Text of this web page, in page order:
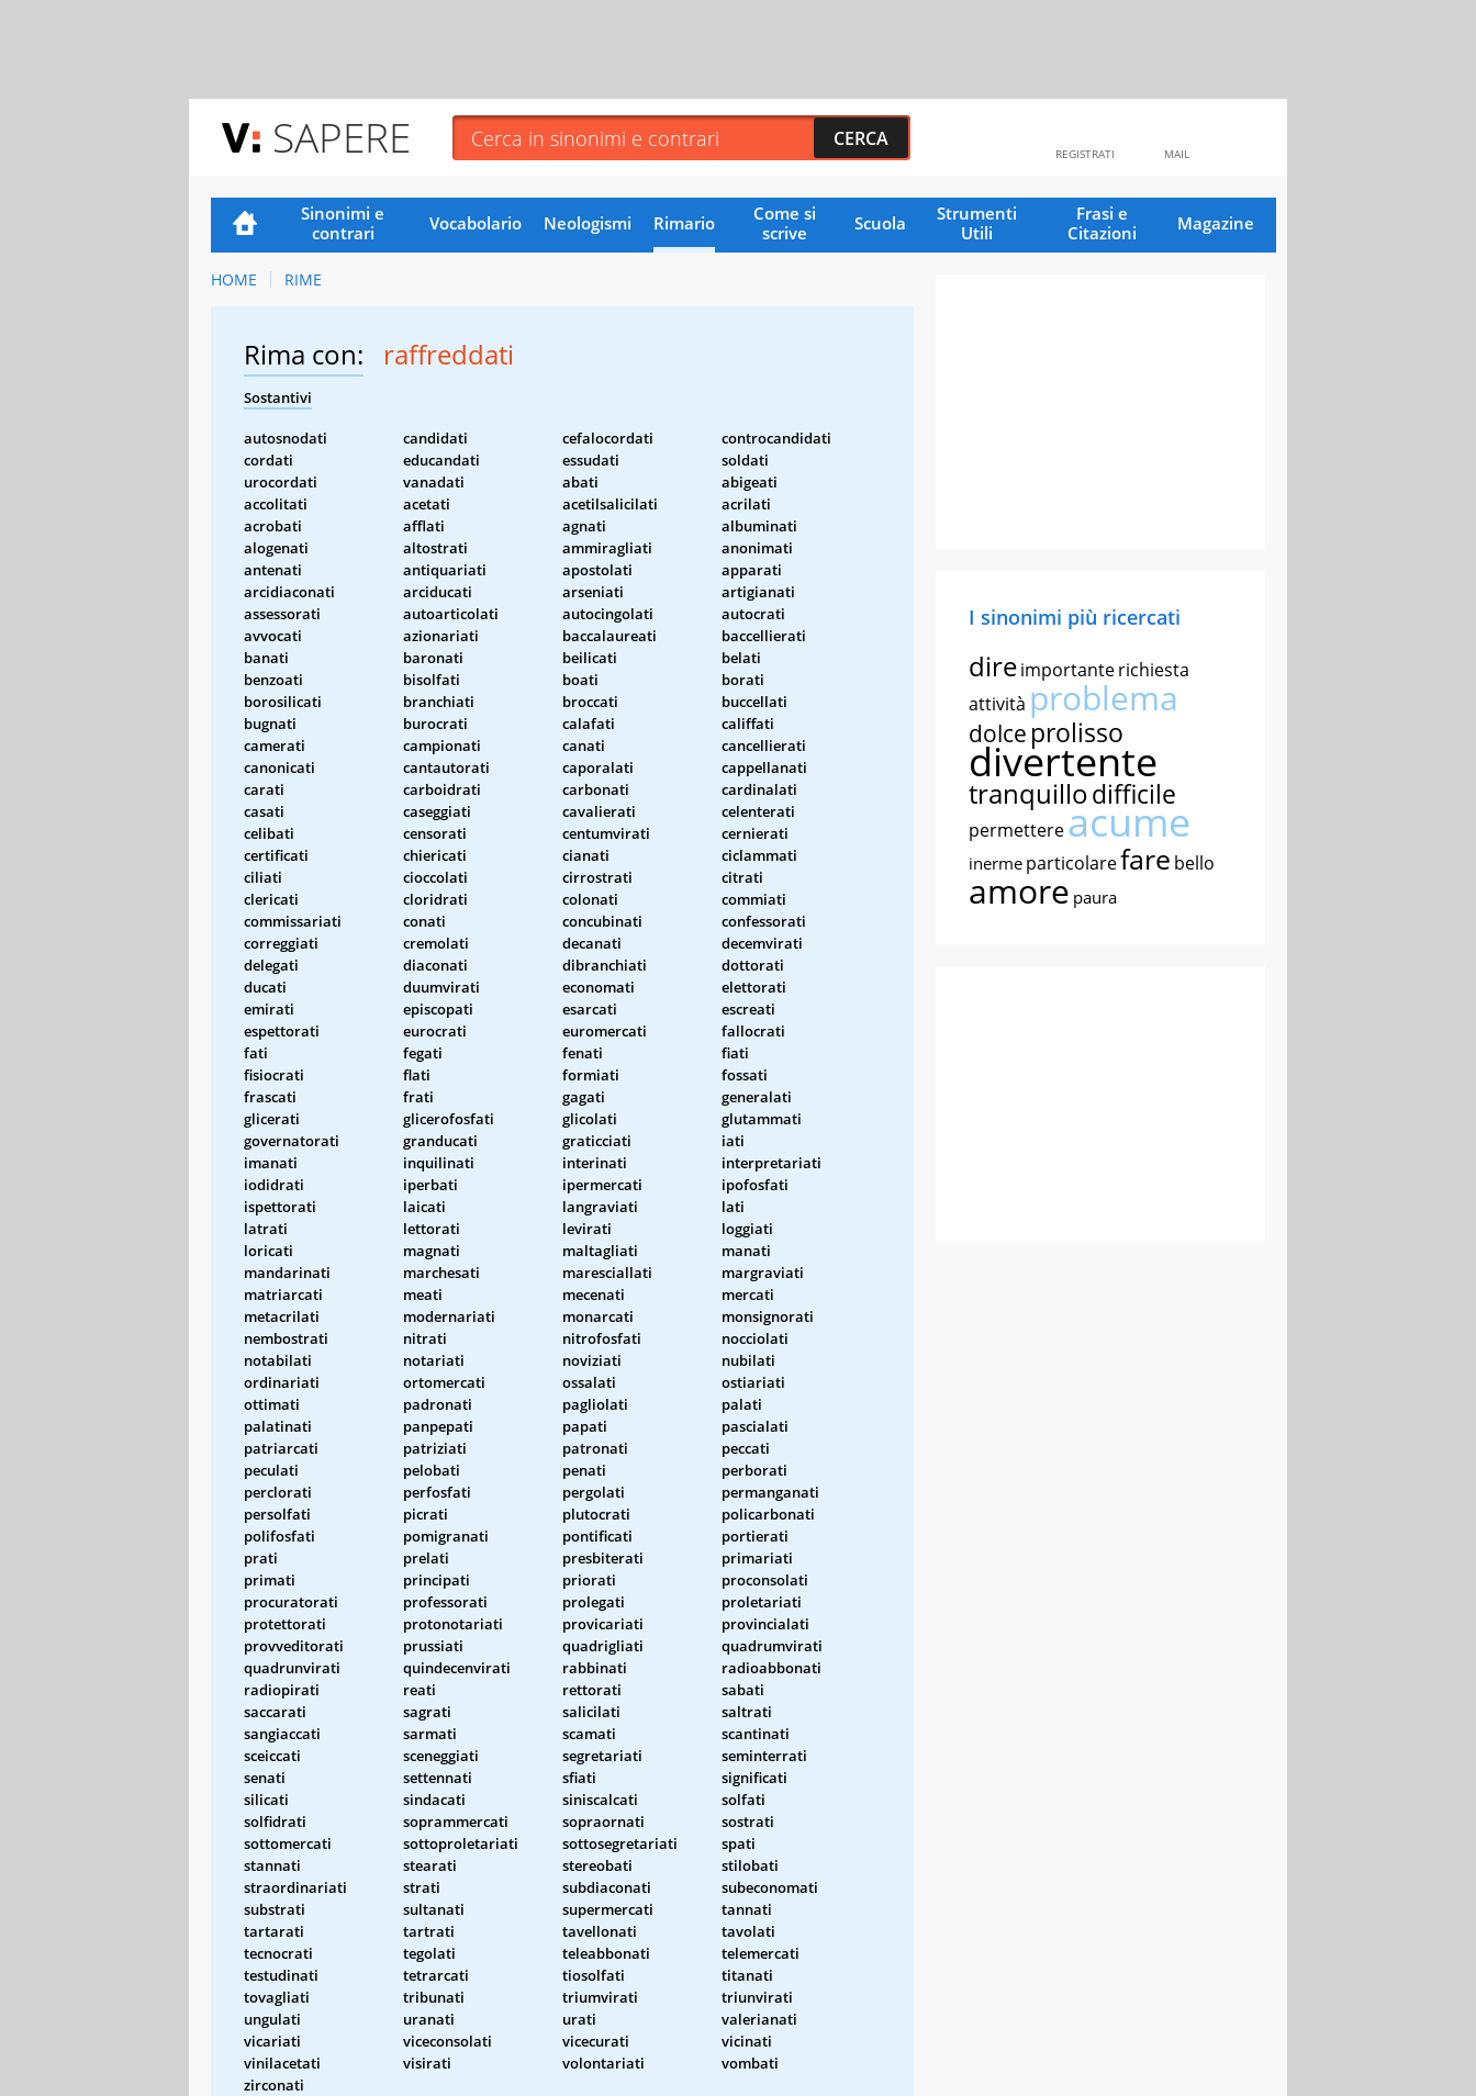
SAPERE MAIL
REGISTRATI
Sinonimi e
contrari
Vocabolario Neologismi Rimario
Come si
scrive
Scuola
Strumenti
Utili
Frasi e
Citazioni
Magazine
HOME RIME
Rima con: raffreddati
Sostantivi
autosnodati candidati cefalocordati
controcandidati
cordati
educandati essudati
soldati
urocordati
vanadati abati
abigeati
accolitati
acetati acetilsalicilati
acrilati
acrobati
afflati agnati
albuminati
alogenati
altostrati ammiragliati
anonimati
antenati
antiquariati apostolati
apparati
arcidiaconati
arciducati arseniati
artigianati
assessorati
autoarticolati autocingolati
autocrati
avvocati
azionariati baccalaureati
baccellierati
banati
baronati beilicati
belati
benzoati
bisolfati boati
borati
borosilicati
branchiati broccati
buccellati
bugnati
burocrati calafati
califfati
camerati
campionati canati
cancellierati
canonicati
cantautorati caporalati
cappellanati
carati
carboidrati carbonati
cardinalati
casati
caseggiati cavalierati
celenterati
celibati
censorati centumvirati
cernierati
certificati
chiericati cianati
ciclammati
ciliati
cioccolati cirrostrati
citrati
clericati
cloridrati colonati
commiati
commissariati
conati concubinati
confessorati
correggiati
cremolati decanati
decemvirati
delegati
diaconati dibranchiati
dottorati
ducati
duumvirati economati
elettorati
emirati
episcopati esarcati
escreati
espettorati
eurocrati euromercati
fallocrati
fati
fegati fenati
fiati
fisiocrati
flati formiati
fossati
frascati
frati gagati
generalati
glicerati
glicerofosfati glicolati
glutammati
governatorati
granducati graticciati
iati
imanati
inquilinati interinati
interpretariati
iodidrati
iperbati ipermercati
ipofosfati
ispettorati
laicati langraviati
lati
latrati
lettorati levirati
loggiati
loricati
magnati maltagliati
manati
mandarinati
marchesati maresciallati
margraviati
matriarcati
meati mecenati
mercati
metacrilati
modernariati monarcati
monsignorati
nembostrati
nitrati nitrofosfati
nocciolati
notabilati
notariati noviziati
nubilati
ordinariati
ortomercati ossalati
ostiariati
ottimati
padronati pagliolati
palati
palatinati
panpepati papati
pascialati
patriarcati
patriziati patronati
peccati
peculati
pelobati penati
perborati
perclorati
perfosfati pergolati
permanganati
persolfati
picrati plutocrati
policarbonati
polifosfati
pomigranati pontificati
portierati
prati
prelati presbiterati
primariati
primati
principati priorati
proconsolati
procuratorati
professorati prolegati
proletariati
protettorati
protonotariati provicariati
provincialati
provveditorati
prussiati quadrigliati
quadrumvirati
quadrunvirati
quindecenvirati rabbinati
radioabbonati
radiopirati
reati rettorati
sabati
saccarati
sagrati salicilati
saltrati
sangiaccati
sarmati scamati
scantinati
sceiccati
sceneggiati segretariati
seminterrati
senati
settennati sfiati
significati
silicati
sindacati siniscalcati
solfati
solfidrati
soprammercati sopraornati
sostrati
sottomercati
sottoproletariati sottosegretariati
spati
stannati
stearati stereobati
stilobati
straordinariati
strati subdiaconati
subeconomati
substrati
sultanati supermercati
tannati
tartarati
tartrati tavellonati
tavolati
tecnocrati
tegolati teleabbonati
telemercati
testudinati
tetrarcati tiosolfati
titanati
tovagliati
tribunati triumvirati
triunvirati
ungulati
uranati urati
valerianati
vicariati
viceconsolati vicecurati
vicinati
vinilacetati
visirati volontariati
vombati
zirconati
I sinonimi più ricercati
direimportanterichiesta
attività problema
dolce prolisso
divertente
tranquillodifficile
permettereacume
inerme particolarefare bello
amore paura